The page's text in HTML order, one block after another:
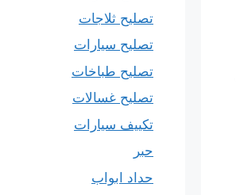
تصليح ثلاجات
تصليح سيارات
تصليح طباخات
تصليح غسالات
تكييف سيارات
حبر
حداد ابواب